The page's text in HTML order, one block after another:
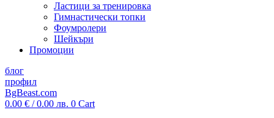
Ластици за тренировка
Гимнастически топки
Фоумролери
Шейкъри
Промоции
блог
профил
BgBeast.com
0.00 € / 0.00 лв. 0 Cart